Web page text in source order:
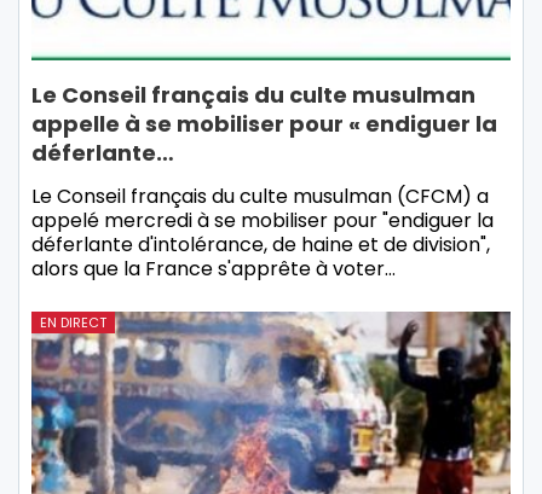
Le Conseil français du culte musulman
appelle à se mobiliser pour « endiguer la
déferlante…
Le Conseil français du culte musulman (CFCM) a
appelé mercredi à se mobiliser pour "endiguer la
déferlante d'intolérance, de haine et de division",
alors que la France s'apprête à voter…
EN DIRECT